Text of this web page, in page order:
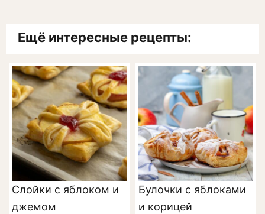
Ещё интересные рецепты:
Слойки с яблоком и
джемом
Булочки с яблоками
и корицей